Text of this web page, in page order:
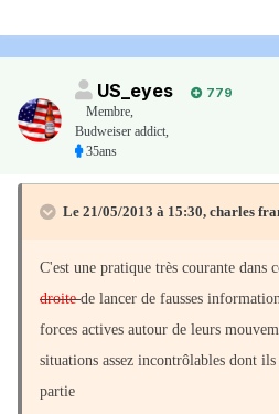
US_eyes
779
Membre,
Budweiser addict,
35ans
Le 21/05/2013 à 15:30, charles
C'est une pratique très courante dans
droitede lancer de fausses
forces actives autour de leurs
situations assez incontrôlables dont
partie